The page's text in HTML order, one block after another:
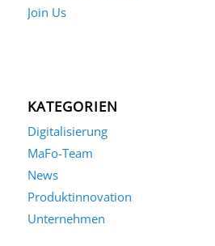
Join Us
KATEGORIEN
Digitalisierung
MaFo-Team
News
Produktinnovation
Unternehmen